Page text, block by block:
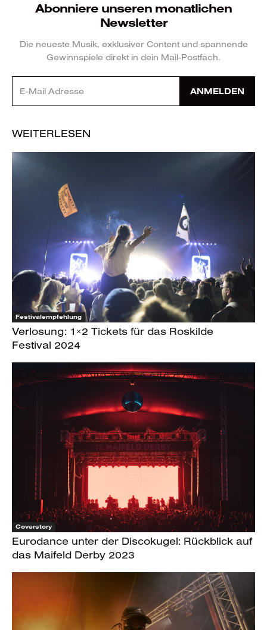
Abonniere unseren monatlichen
Newsletter
Die neueste Musik, exklusiver Content und spannende
Gewinnspiele direkt in dein Mail-Postfach.
ANMELDEN
WEITERLESEN
Festivalempfehlung
Verlosung: 1×2 Tickets für das Roskilde
Festival 2024
Coverstory
Eurodance unter der Discokugel: Rückblick auf
das Maifeld Derby 2023